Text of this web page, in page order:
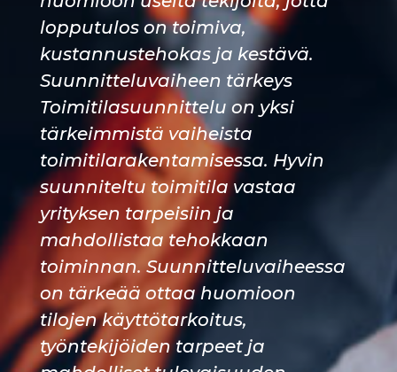
lopputulos on toimiva,
kustannustehokas ja kestävä.
Suunnitteluvaiheen tärkeys
Toimitilasuunnittelu on yksi
tärkeimmistä vaiheista
toimitilarakentamisessa. Hyvin
suunniteltu toimitila vastaa
yrityksen tarpeisiin ja
mahdollistaa tehokkaan
toiminnan. Suunnitteluvaiheessa
on tärkeää ottaa huomioon
tilojen käyttötarkoitus,
työntekijöiden tarpeet ja